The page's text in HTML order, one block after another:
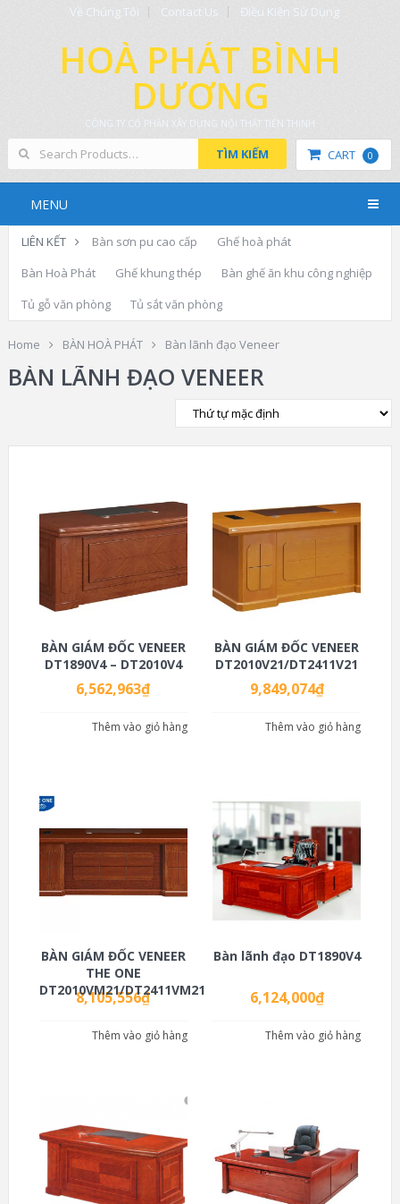
Về Chúng Tôi Contact Us Điều Kiện Sử Dụng
HOÀ PHÁT BÌNH
DƯƠNG
CÔNG TY CỔ PHẦN XÂY DỰNG NỘI THẤT TIẾN THỊNH
CART 0
TÌM KIẾM
MENU
LIÊN KẾT Bàn sơn pu cao cấp
Ghế hoà phát
Bàn Hoà Phát
Ghế khung thép
Bàn ghế ăn khu công nghiệp
Tủ gỗ văn phòng
Tủ sắt văn phòng
Home BÀN HOÀ PHÁT Bàn lãnh đạo Veneer
BÀN LÃNH ĐẠO VENEER
BÀN GIÁM ĐỐC VENEER
DT1890V4 – DT2010V4
6,562,963₫
Thêm vào giỏ hàng
BÀN GIÁM ĐỐC VENEER
DT2010V21/DT2411V21
9,849,074₫
Thêm vào giỏ hàng
BÀN GIÁM ĐỐC VENEER
THE ONE
DT2010VM21/DT2411VM21
8,105,556₫
Thêm vào giỏ hàng
Bàn lãnh đạo DT1890V4
6,124,000₫
Thêm vào giỏ hàng